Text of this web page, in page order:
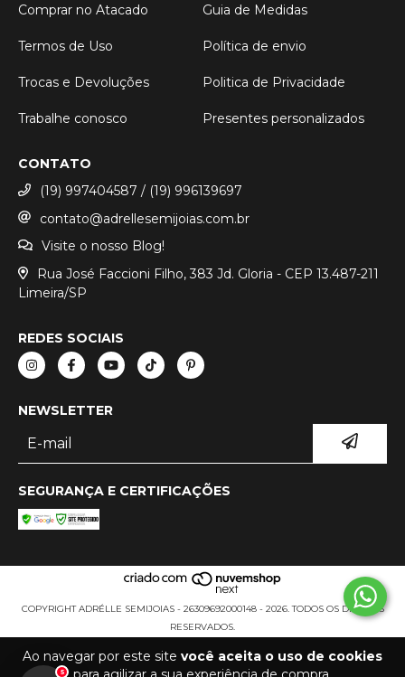
Ao navegar por este site você aceita o uso de cookies
Comprar no Atacado Guia de Medidas
Termos de Uso Política de envio
Trocas e Devoluções Politica de Privacidade
Trabalhe conosco Presentes personalizados
CONTATO
(19) 997404587 / (19) 996139697
contato@adrellesemijoias.com.br
Visite o nosso Blog!
Rua José Faccioni Filho, 383 Jd. Gloria - CEP 13.487-211
Limeira/SP
REDES SOCIAIS
NEWSLETTER
SEGURANÇA E CERTIFICAÇÕES
COPYRIGHT ADRÉLLE SEMIJOIAS - 26309692000148 - 2026. TODOS OS DIREITOS
RESERVADOS.
5